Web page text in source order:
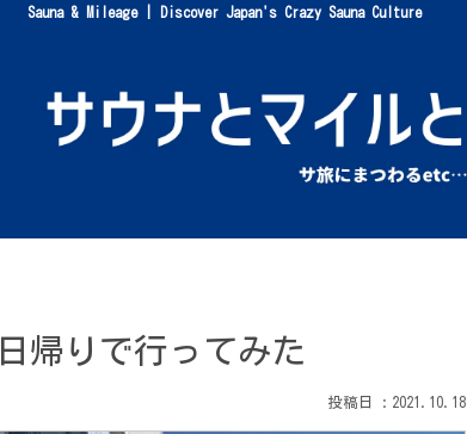
Sauna & Mileage | Discover Japan's Crazy Sauna Culture
帰りで行ってみた
2021.10.18